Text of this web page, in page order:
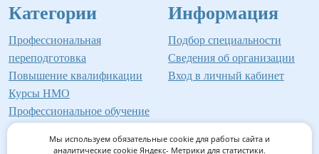
Категории
Профессиональная
переподготовка
Повышение квалификации
Курсы НМО
Профессиональное обучение
Информация
Подбор специальности
Сведения об организации
Вход в личный кабинет
Мы используем обязательные cookie для работы сайта и
аналитические cookie Яндекс- Метрики для статистики.